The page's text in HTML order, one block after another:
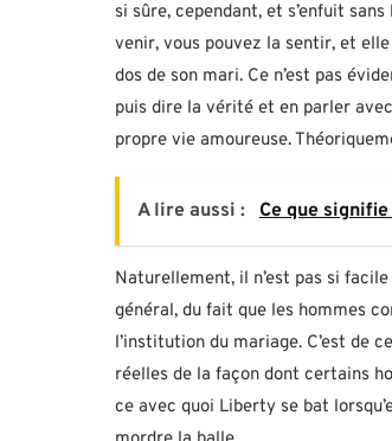
si sûre, cependant, et s’enfuit
venir, vous pouvez la sentir, et
dos de son mari. Ce n’est pas
puis dire la vérité et en parler
propre vie amoureuse.
A lire aussi : Ce que
Naturellement, il n’est pas si
général, du fait que les hommes
l’institution du mariage. C’est de
réelles de la façon dont certains
ce avec quoi Liberty se bat